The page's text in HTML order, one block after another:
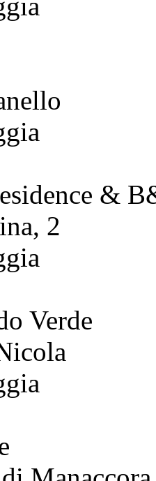
&
2
Verde